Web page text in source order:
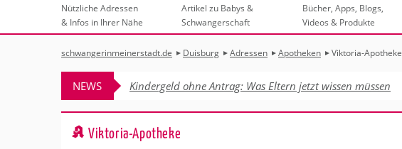
Nützliche Adressen
& Infos in Ihrer Nähe
Städteauswahl
Adressen
Hebammen
Geburtshäuser
Frauenärzte
Behördengänge &
Checklisten
Beratungsstellen
Kinderwunschzentren Berlin
Schwangerschaftskurse
Erste Hilfe & Beratung
Rückbildung
Shopping
Wellness & Gesundheit
Fotografie & Dienstleistungen
Artikel zu Babys &
Schwangerschaft
Bücher, Apps, Blogs,
Videos & Produkte
schwangerinmeinerstadt.de Duisburg Adressen Apotheken Viktoria-Apotheke
NEWS Kindergeld ohne Antrag: Was Eltern jetzt wissen müssen
Viktoria-Apotheke